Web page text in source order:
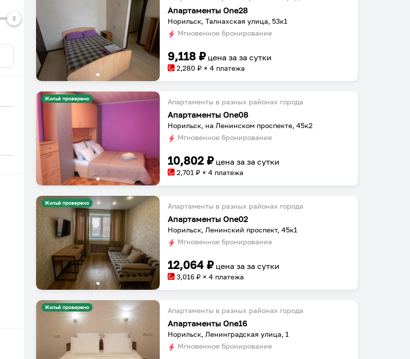
Уникальное
Апартаменты One28
Норильск, Талнахская улица, 53к1
Мгновенное бронирование
9,118 ₽ цена заза сутки
2,280 ₽ × 4 платежа
Жильё проверено Апартаменты в разных районах города
Апартаменты One08
Норильск, на Ленинском проспекте, 45к2
Мгновенное бронирование
10,802 ₽ цена заза сутки
2,701 ₽ × 4 платежа
Жильё проверено Апартаменты в разных районах города
Апартаменты One02
Норильск, Ленинский проспект, 45к1
Мгновенное бронирование
12,064 ₽ цена заза сутки
3,016 ₽ × 4 платежа
Жильё проверено Апартаменты в разных районах города
Апартаменты One16
Норильск, Ленинградская улица, 1
Мгновенное бронирование